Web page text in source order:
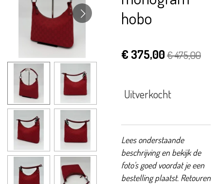
hobo
€ 375,00€ 475,00
Uitverkocht
Lees onderstaande
beschrijving en bekijk de
foto's goed voordat je een
bestelling plaatst. Retouren